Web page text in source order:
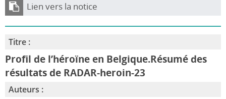
Lien vers la notice
Titre :
Profil de l’héroïne en Belgique.Résumé des
résultats de RADAR-heroin-23
Auteurs :